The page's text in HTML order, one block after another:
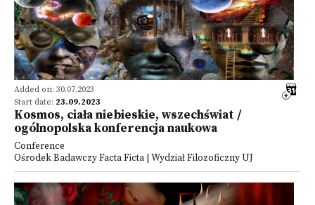
Added on: 30.07.2023
Start date: 23.09.2023
Kosmos, ciała niebieskie, wszechświat /
ogólnopolska konferencja naukowa
Conference
Ośrodek Badawczy Facta Ficta | Wydział Filozoficzny UJ